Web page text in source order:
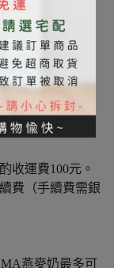
收運費100元。
費（手續費需銀
燕麥奶最多可